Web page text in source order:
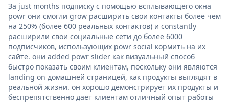
За just months подписку с помощью всплывающего окна
powr они смогли grow расширить свои контакты более чем
на 250% (более 600 реальных контактов) и constantly
расширили свои социальные сети до более 6000
подписчиков, использующих powr social кормить на их
сайте. они added powr slider как визуальный способ
быстро показать своим клиентам, поскольку они являются
landing on домашней страницей, как продукты выглядят в
реальной жизни. он хорошо демонстрирует их продукты и
беспрепятственно дает клиентам отличный опыт работы